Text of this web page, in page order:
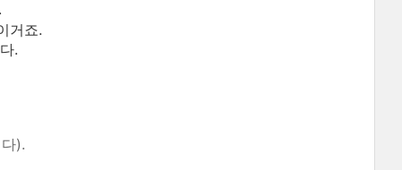
거죠.
.
).